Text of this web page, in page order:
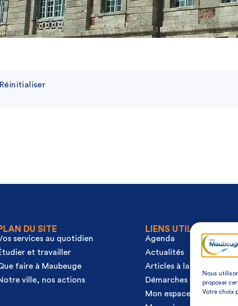
Nous
proposer
Votre choix
Réinitialiser
DU SITE
services au quotidien
et travailler
faire à Maubeuge
ville, nos actions
LIENS UTILES
Agenda
Actualités
Articles à la une
Démarches
Mon espace citoyen